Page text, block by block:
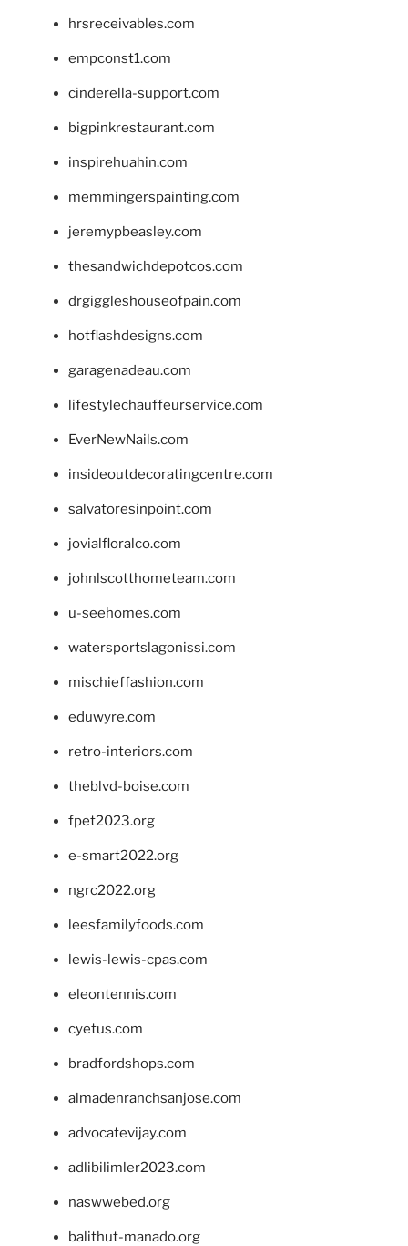
hrsreceivables.com
empconst1.com
cinderella-support.com
bigpinkrestaurant.com
inspirehuahin.com
memmingerspainting.com
jeremypbeasley.com
thesandwichdepotcos.com
drgiggleshouseofpain.com
hotflashdesigns.com
garagenadeau.com
lifestylechauffeurservice.com
EverNewNails.com
insideoutdecoratingcentre.com
salvatoresinpoint.com
jovialfloralco.com
johnlscotthometeam.com
u-seehomes.com
watersportslagonissi.com
mischieffashion.com
eduwyre.com
retro-interiors.com
theblvd-boise.com
fpet2023.org
e-smart2022.org
ngrc2022.org
leesfamilyfoods.com
lewis-lewis-cpas.com
eleontennis.com
cyetus.com
bradfordshops.com
almadenranchsanjose.com
advocatevijay.com
adlibilimler2023.com
naswwebed.org
balithut-manado.org